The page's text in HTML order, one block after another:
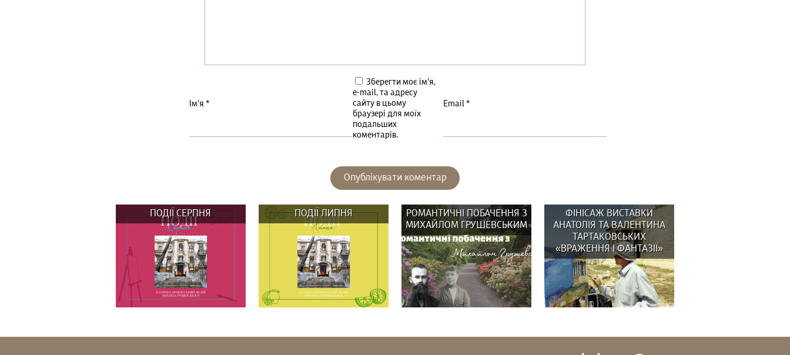
Ім'я * Email *
Зберегти моє ім'я,
e-mail, та адресу
сайту в цьому
браузері для моїх
подальших
коментарів.
ПОДІЇ СЕРПНЯ ПОДІЇ ЛИПНЯ
РОМАНТИЧНІ ПОБАЧЕННЯ З
МИХАЙЛОМ ГРУШЕВСЬКИМ
ФІНІСАЖ ВИСТАВКИ
АНАТОЛІЯ ТА ВАЛЕНТИНА
ТАРТАКОВСЬКИХ
«ВРАЖЕННЯ І ФАНТАЗІЇ»